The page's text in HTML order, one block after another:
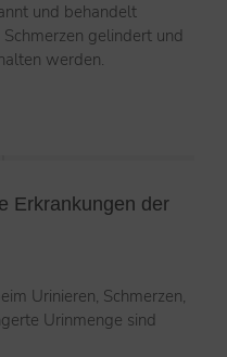
und behandelt
gelindert und
werden.
Erkrankungen der
Urinieren, Schmerzen,
Urinmenge sind